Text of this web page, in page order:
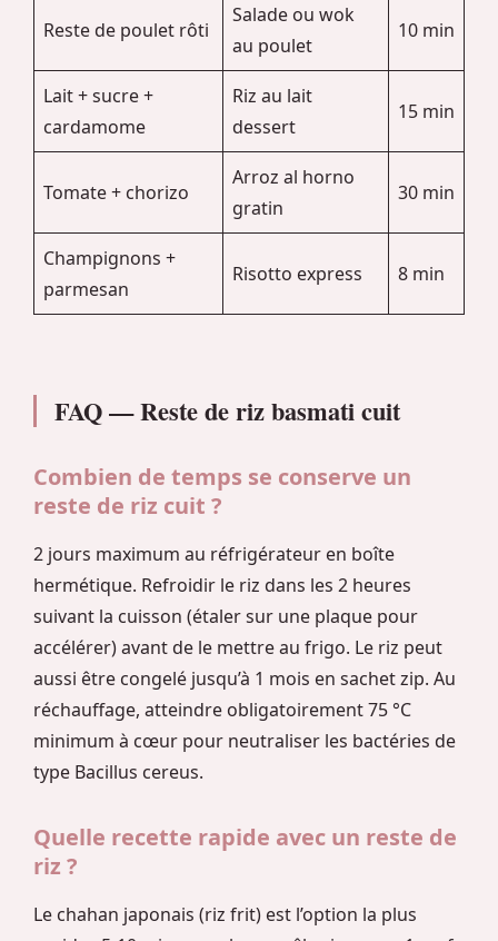
Reste de poulet rôti
Salade ou wok
au poulet
10 min
Lait + sucre +
cardamome
Riz au lait
dessert
15 min
Tomate + chorizo
Arroz al horno
gratin
30 min
Champignons +
parmesan
Risotto express 8 min
FAQ — Reste de riz basmati cuit
Combien de temps se conserve un
reste de riz cuit ?
2 jours maximum au réfrigérateur en boîte
hermétique. Refroidir le riz dans les 2 heures
suivant la cuisson (étaler sur une plaque pour
accélérer) avant de le mettre au frigo. Le riz peut
aussi être congelé jusqu’à 1 mois en sachet zip. Au
réchauffage, atteindre obligatoirement 75 °C
minimum à cœur pour neutraliser les bactéries de
type Bacillus cereus.
Quelle recette rapide avec un reste de
riz ?
Le chahan japonais (riz frit) est l’option la plus